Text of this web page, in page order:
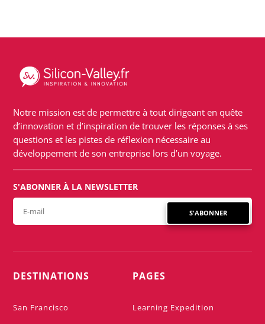
Notre mission est de permettre à tout dirigeant en quête
d’innovation et d’inspiration de trouver les réponses à ses
questions et les pistes de réflexion nécessaire au
développement de son entreprise lors d’un voyage.
S'ABONNER À LA NEWSLETTER
S'ABONNER
DESTINATIONS
San Francisco
PAGES
Learning Expedition